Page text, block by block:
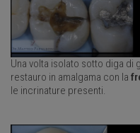
Una volta isolato sotto diga
restauro in amalgama con la
le incrinature presenti.